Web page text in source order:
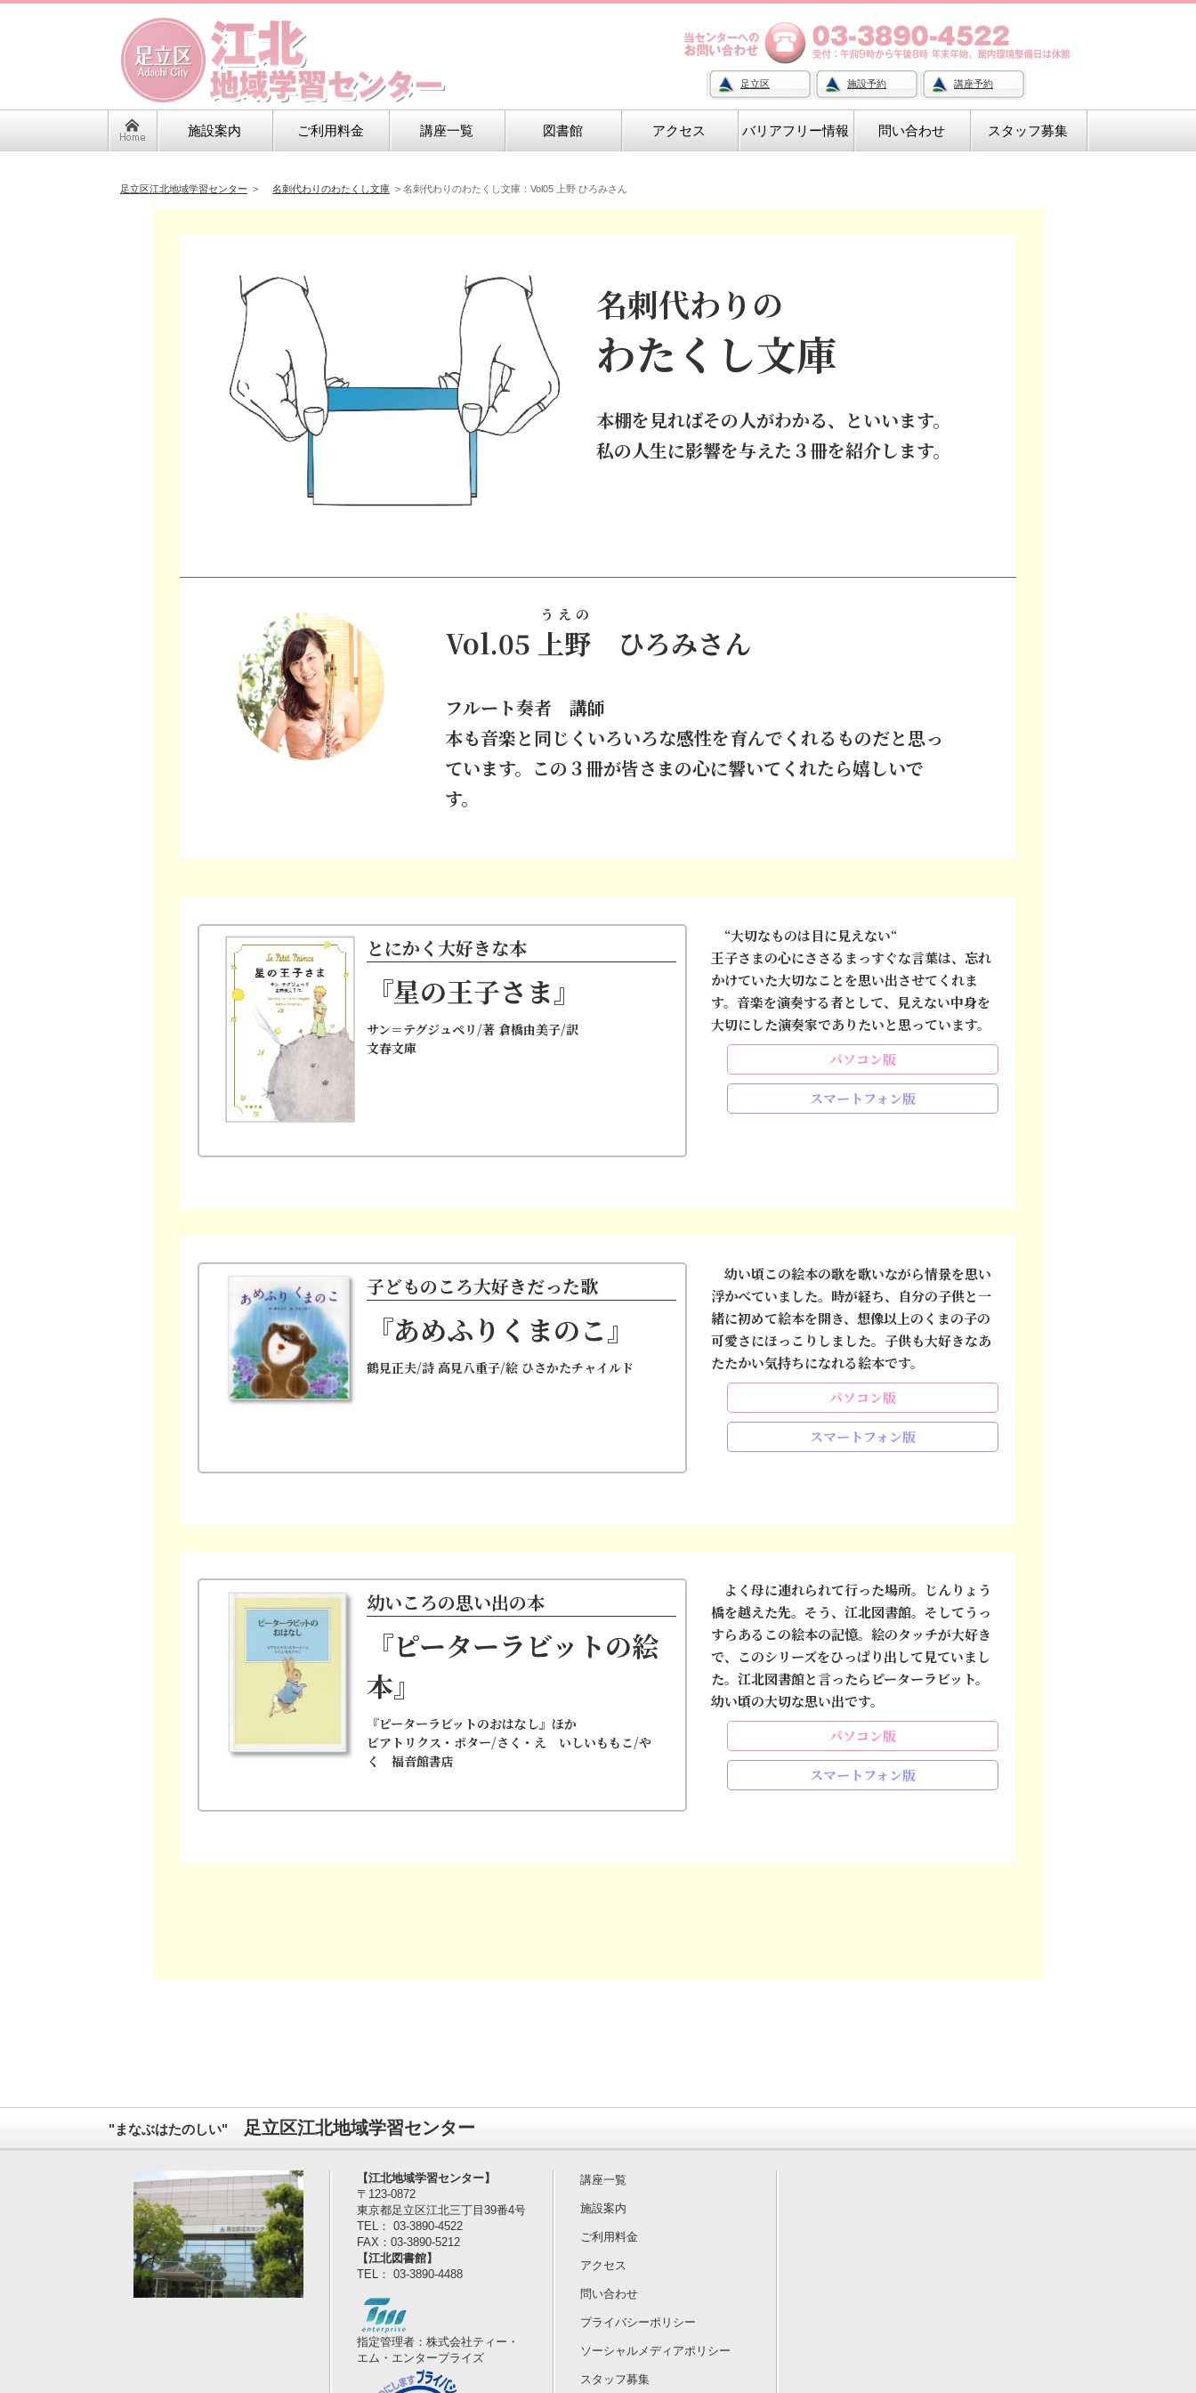
足立区 施設予約 講座予約
施設案内 ご利用料金 講座一覧 図書館 アクセス バリアフリー情報 問い合わせ スタッフ募集
足立区江北地域学習センター > 名刺代わりのわたくし文庫 > 名刺代わりのわたくし文庫：Vol05 上野 ひろみさん
名刺代わりの
わたくし文庫
本棚を見ればその人がわかる、といいます。
私の人生に影響を与えた３冊を紹介します。
Vol.05 上野
うえの
ひろみさん
フルート奏者 講師
本も音楽と同じくいろいろな感性を育んでくれるものだと思っ
ています。この３冊が皆さまの心に響いてくれたら嬉しいで
す。
とにかく大好きな本
『星の王子さま』
サン＝テグジュペリ/著 倉橋由美子/訳
文春文庫
“大切なものは目に見えない“
王子さまの心にささるまっすぐな言葉は、忘れ
かけていた大切なことを思い出させてくれま
す。音楽を演奏する者として、見えない中身を
大切にした演奏家でありたいと思っています。
パソコン版
スマートフォン版
子どものころ大好きだった歌
『あめふりくまのこ』
鶴見正夫/詩 高見八重子/絵 ひさかたチャイルド
幼い頃この絵本の歌を歌いながら情景を思い
浮かべていました。時が経ち、自分の子供と一
緒に初めて絵本を開き、想像以上のくまの子の
可愛さにほっこりしました。子供も大好きなあ
たたかい気持ちになれる絵本です。
パソコン版
スマートフォン版
幼いころの思い出の本
『ピーターラビットの絵
本』
『ピーターラビットのおはなし』ほか
ビアトリクス・ポター/さく・え いしいももこ/や
く 福音館書店
よく母に連れられて行った場所。じんりょう
橋を越えた先。そう、江北図書館。そしてうっ
すらあるこの絵本の記憶。絵のタッチが大好き
で、このシリーズをひっぱり出して見ていまし
た。江北図書館と言ったらピーターラビット。
幼い頃の大切な思い出です。
パソコン版
スマートフォン版
"まなぶはたのしい" 足立区江北地域学習センター
【江北地域学習センター】
〒123-0872
東京都足立区江北三丁目39番4号
TEL： 03-3890-4522
FAX：03-3890-5212
【江北図書館】
TEL： 03-3890-4488
指定管理者：株式会社ティー・
エム・エンタープライズ
講座一覧
施設案内
ご利用料金
アクセス
問い合わせ
プライバシーポリシー
ソーシャルメディアポリシー
スタッフ募集